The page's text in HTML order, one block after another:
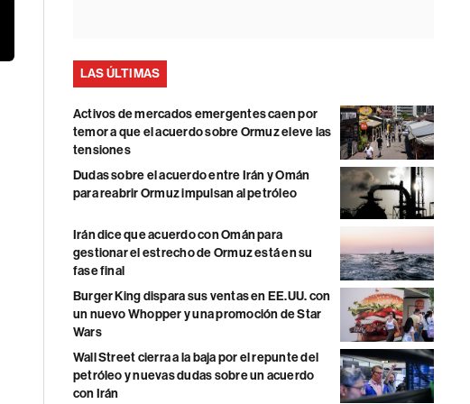
LAS ÚLTIMAS
Activos de mercados emergentes caen por
temor a que el acuerdo sobre Ormuz eleve las
tensiones
Dudas sobre el acuerdo entre Irán y Omán
para reabrir Ormuz impulsan al petróleo
Irán dice que acuerdo con Omán para
gestionar el estrecho de Ormuz está en su
fase final
Burger King dispara sus ventas en EE.UU. con
un nuevo Whopper y una promoción de Star
Wars
Wall Street cierra a la baja por el repunte del
petróleo y nuevas dudas sobre un acuerdo
con Irán